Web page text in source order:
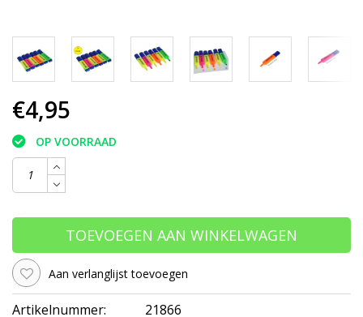
€4,95
OP VOORRAAD
TOEVOEGEN AAN WINKELWAGEN
Aan verlanglijst toevoegen
Artikelnummer:
21866